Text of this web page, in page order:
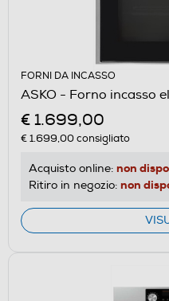
FORNI DA INCASSO
ASKO - Forno incasso
€ 1.699,00
€ 1.699,00consigliato
Acquisto online: non
Ritiro in negozio: non